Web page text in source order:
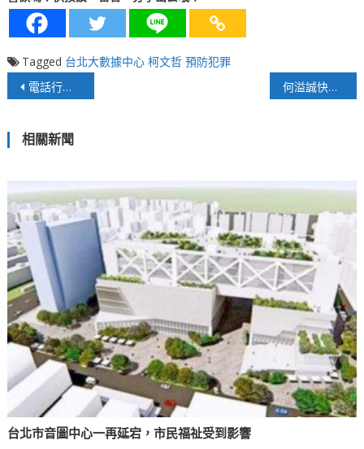
Tagged 台北大數據中心 柯文哲 預防犯罪
文
導
電話行銷已過時！持續濫用像「詐騙集團」，消費者反感卻無法可管 何溢誠快評》北京冬奧即將開幕！落實防疫才是硬道理
相關新聞
台北市音圖中心一再延宕，市民福祉受到影響